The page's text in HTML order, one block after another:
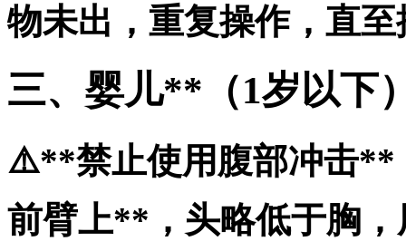
物未出，重复操作，直
三、婴儿**（1岁以下
⚠️**禁止使用腹部冲击**
前臂上**，头略低于胸